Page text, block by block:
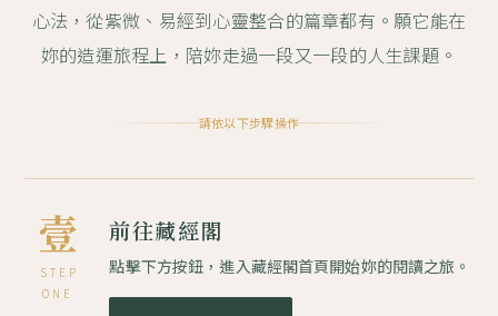
心法，從紫微、易經到心靈整合的篇章都有。願它能在
妳的造運旅程上，陪妳走過一段又一段的人生課題。
請依以下步驟操作
壹
STEP
ONE
前往藏經閣
點擊下方按鈕，進入藏經閣首頁開始妳的閱讀之旅。